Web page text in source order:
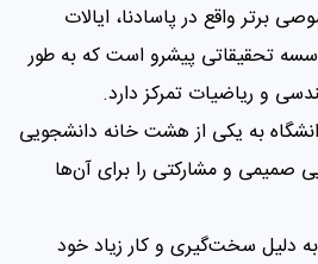
برتر واقع در پاسادنا، ایالات
تحقیقاتی پیشرو است که به طور
و ریاضیات تمرکز دارد.
به یکی از هشت خانه دانشجویی
صمیمی و مشارکتی را برای آن‌ها
از نظر تحصیلی، Caltech به دلیل سخت‌گیری و کار زیاد خود